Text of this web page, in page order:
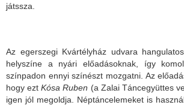
játssza.
Az egerszegi Kvártélyház udvara
helyszíne a nyári előadásoknak, így
színpadon ennyi színészt mozgatni. Az
hogy eztKósa Ruben (a Zalai Táncegyüttes
igen jól megoldja. Néptáncelemeket is